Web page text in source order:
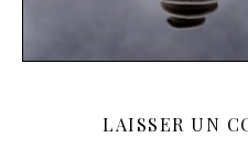
LAISSER UN